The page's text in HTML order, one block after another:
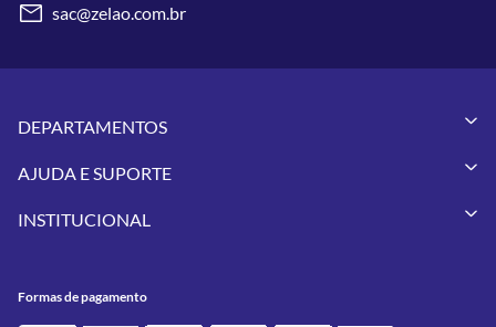
sac@zelao.com.br
DEPARTAMENTOS
Vestuários
Pneus
Utilidades
AJUDA E SUPORTE
Meus Pedidos
INSTITUCIONAL
Contato
Formas de pagamento